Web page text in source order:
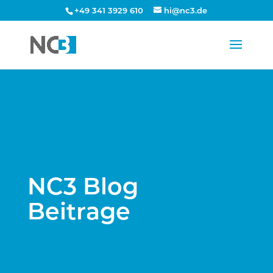
+49 341 3929 610 hi@nc3.de
NC3 Blog
Beitrage